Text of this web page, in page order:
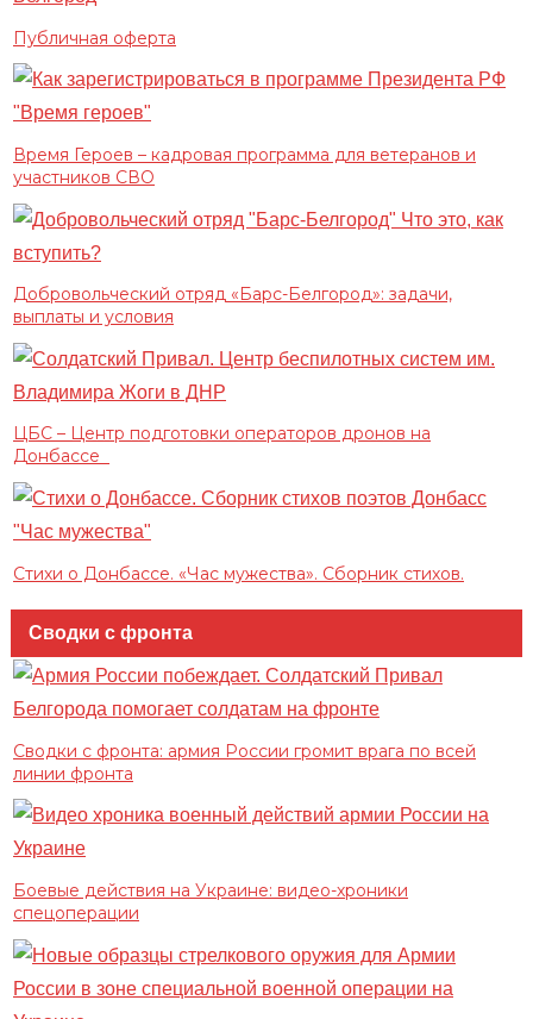
Публичная оферта
Время Героев – кадровая программа для ветеранов и
участников СВО
Добровольческий отряд «Барс-Белгород»: задачи,
выплаты и условия
ЦБС – Центр подготовки операторов дронов на
Донбассе
Стихи о Донбассе. «Час мужества». Сборник стихов.
Сводки с фронта
Сводки с фронта: армия России громит врага по всей
линии фронта
Боевые действия на Украине: видео-хроники
спецоперации